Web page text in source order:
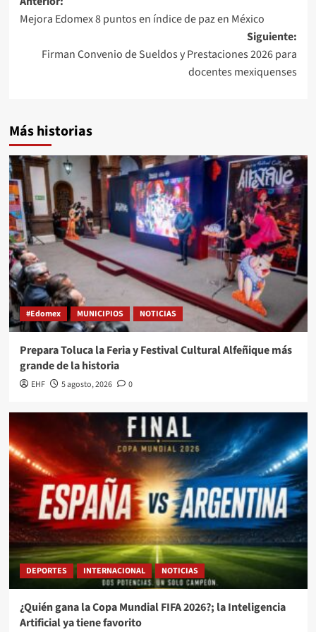
Mejora Edomex 8 puntos en índice de paz en México
Siguiente:
Firman Convenio de Sueldos y Prestaciones 2026 para
docentes mexiquenses
Más historias
#Edomex MUNICIPIOS NOTICIAS
Prepara Toluca la Feria y Festival Cultural Alfeñique más
grande de la historia
EHF 5 agosto, 2026 0
DEPORTES INTERNACIONAL NOTICIAS
¿Quién gana la Copa Mundial FIFA 2026?; la Inteligencia
Artificial ya tiene favorito